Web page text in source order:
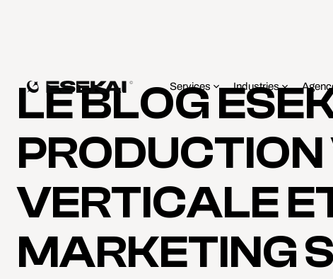
Services Industries
LE BLOG
VERTICALE
MARKETING